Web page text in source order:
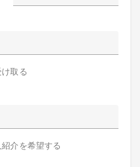
取る
介を希望する